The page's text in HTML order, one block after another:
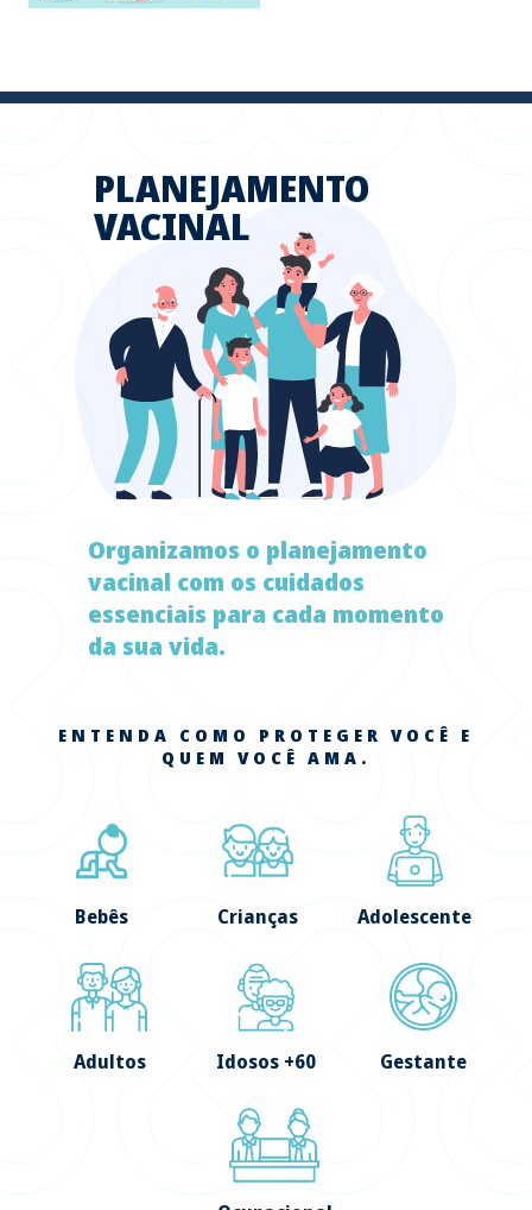
PLANEJAMENTO
VACINAL
Organizamos o planejamento
vacinal com os cuidados
essenciais para cada momento
da sua vida.
ENTENDA COMO PROTEGER VOCÊ E
QUEM VOCÊ AMA.
Bebês Crianças Adolescente
Adultos Idosos +60 Gestante